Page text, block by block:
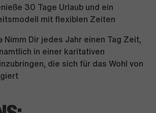
30 Tage Urlaub und ein
mit flexiblen Zeiten
Nimm Dir jedes Jahr einen Tag Zeit,
in einer karitativen
die sich für das Wohl von